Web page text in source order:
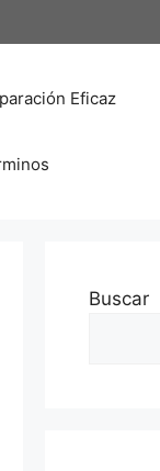
Eficaz
Buscar